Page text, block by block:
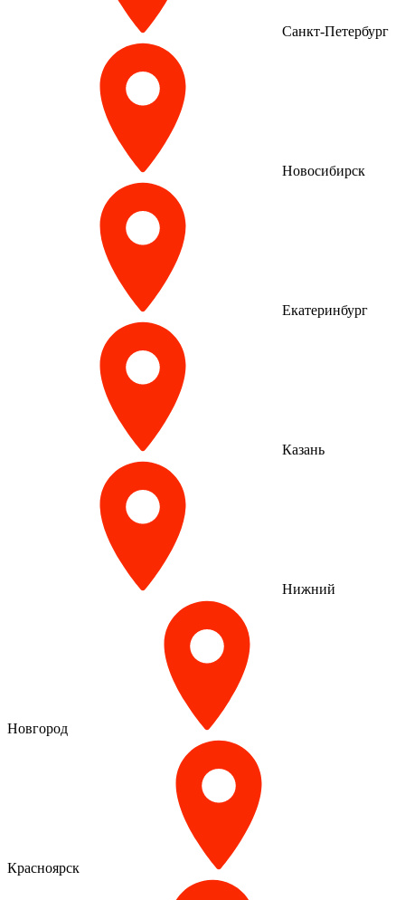
Санкт-Петербург
Новосибирск
Екатеринбург
Казань
Нижний
Новгород
Красноярск